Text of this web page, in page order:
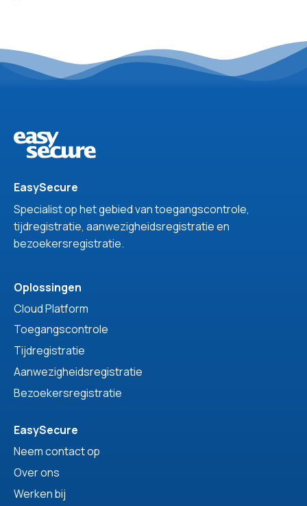
EasySecure
Specialist op het gebied van toegangscontrole,
tijdregistratie, aanwezigheidsregistratie en
bezoekersregistratie.
Oplossingen
Cloud Platform
Toegangscontrole
Tijdregistratie
Aanwezigheidsregistratie
Bezoekersregistratie
EasySecure
Neem contact op
Over ons
Werken bij